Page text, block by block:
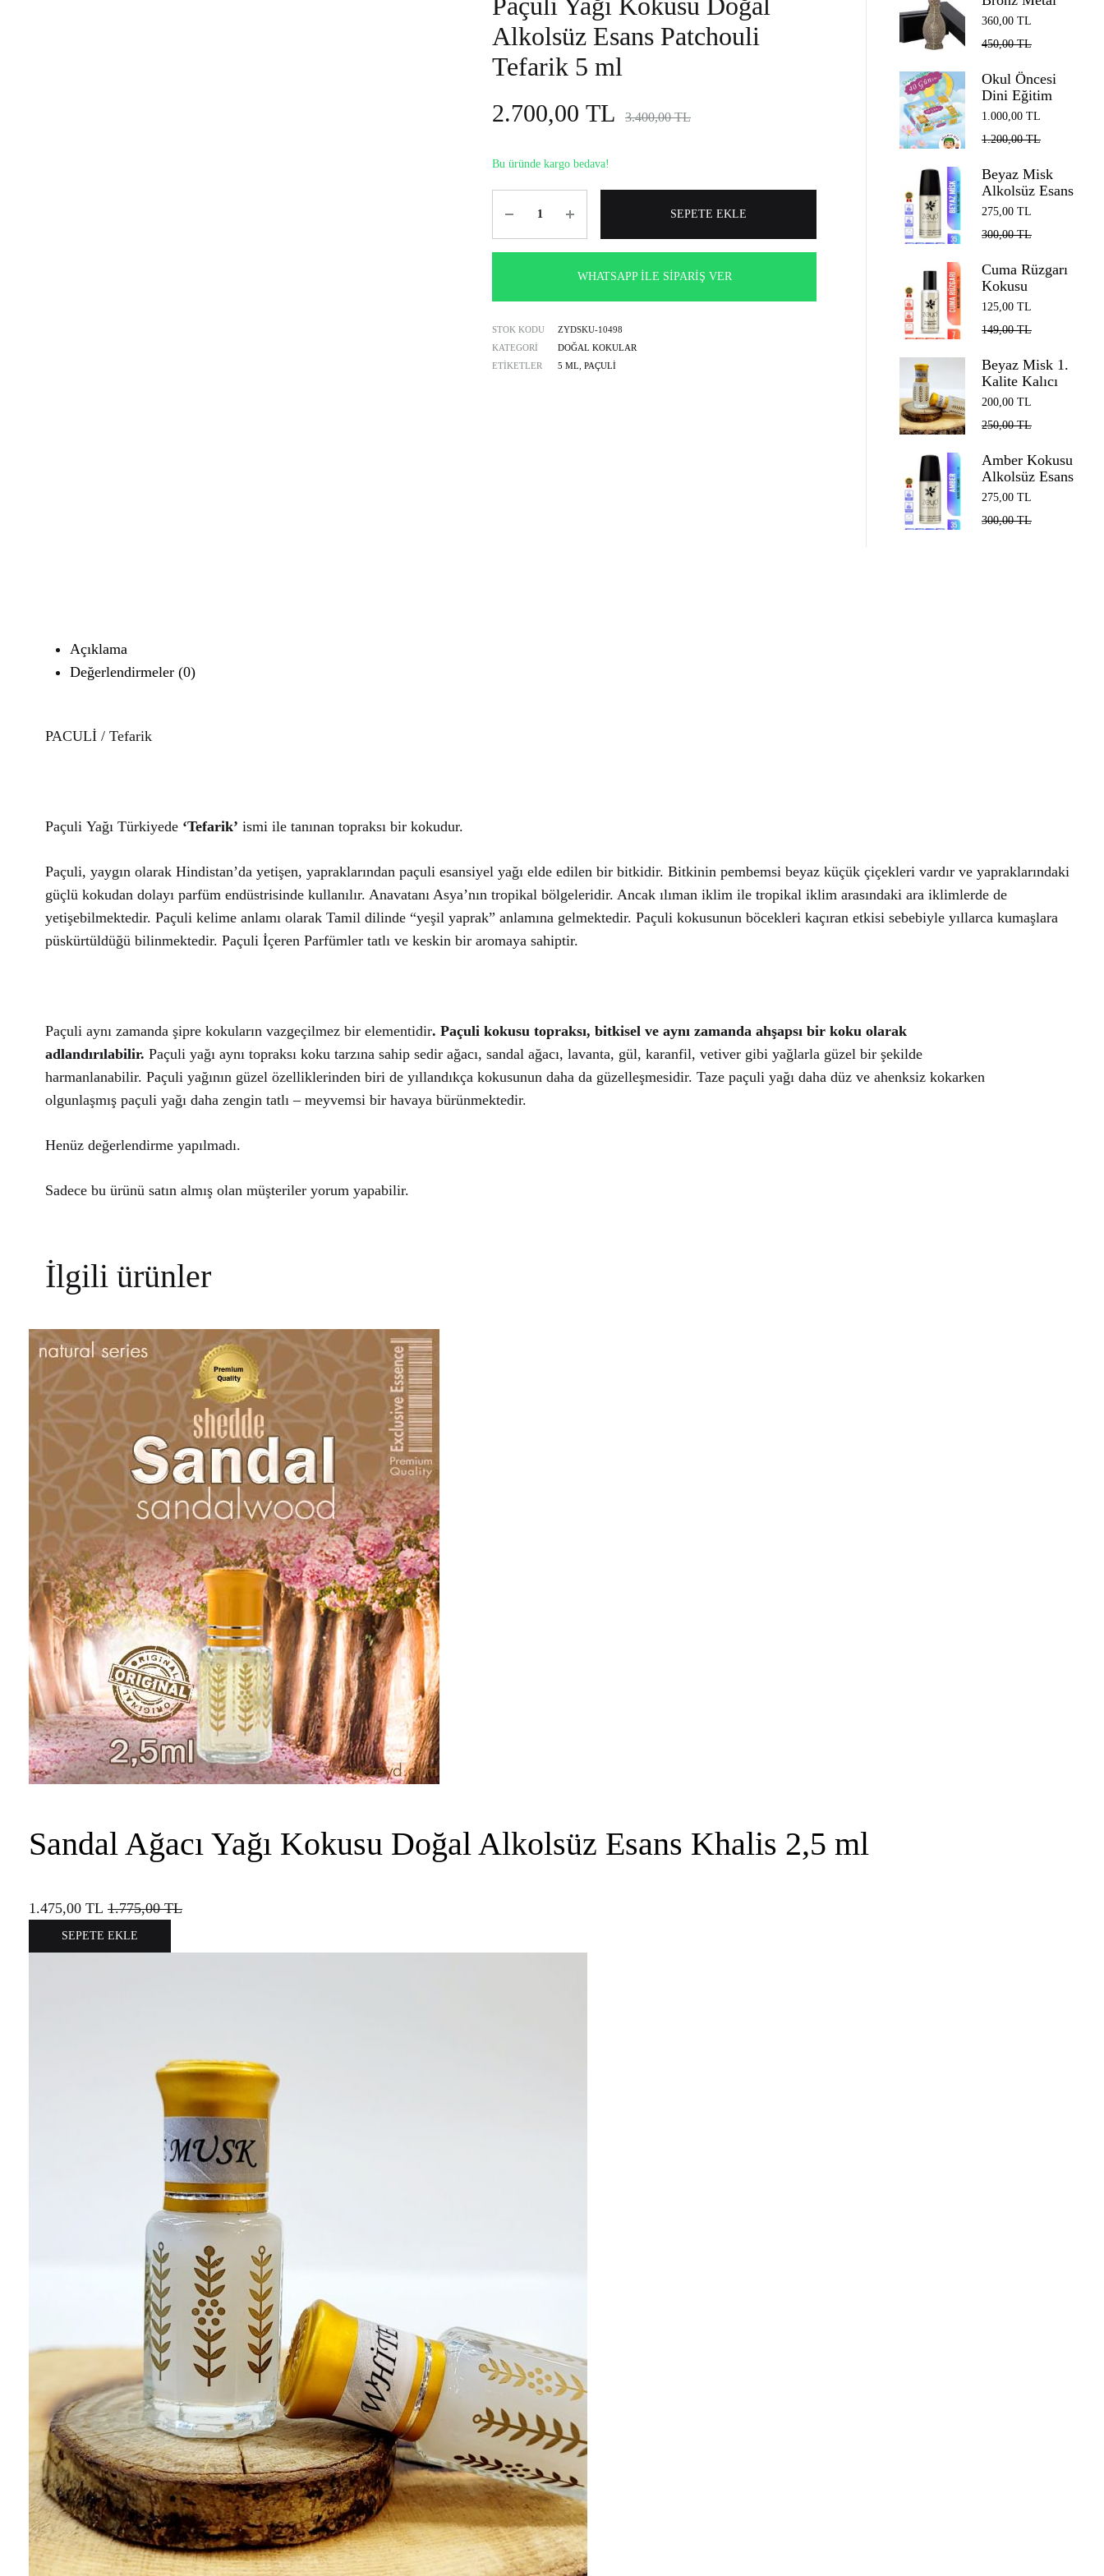
alkolsüz
parfüm
seçenekleri.
Alkolsüz Esans Patchouli
Tefarik 5 ml
2.700,00 TL 3.400,00TL
Bu üründe kargo bedava!
SEPETE EKLE
WHATSAPP İLE SIPARIŞ VER
STOK KODU
ZYDSKU-10498
KATEGORI
DOĞAL KOKULAR
ETIKETLER
5 ML PAÇULI
Döküm Esans
Cam Çubuk ve
360,00TL
450,00TL
Okul Öncesi
Dini Eğitim
Seti: Oğlan
Cennet Yolunda
1.000,00TL
1.200,00TL
Beyaz Misk
Alkolsüz Esans
Roll on EDP
275,00TL
300,00TL
Cuma Rüzgarı
Kokusu
Alkolsüz Esans
Unisex 7 ml
125,00TL
149,00TL
Beyaz Misk 1.
Kalite Kalıcı
Alkolsüz Esans
White Musk 5
200,00TL
250,00TL
Amber Kokusu
Alkolsüz Esans
Roll on EDP
275,00TL
300,00TL
Açıklama
Değerlendirmeler (0)
PACULİ / Tefarik
Paçuli Yağı Türkiyede ‘Tefarik’ ismi ile tanınan topraksı bir kokudur.
Paçuli, yaygın olarak Hindistan’da yetişen, yapraklarından paçuli esansiyel yağı elde edilen bir bitkidir. Bitkinin pembemsi beyaz küçük çiçekleri vardır ve yapraklarındaki
güçlü kokudan dolayı parfüm endüstrisinde kullanılır. Anavatanı Asya’nın tropikal bölgeleridir. Ancak ılıman iklim ile tropikal iklim arasındaki ara iklimlerde de
yetişebilmektedir. Paçuli kelime anlamı olarak Tamil dilinde “yeşil yaprak” anlamına gelmektedir. Paçuli kokusunun böcekleri kaçıran etkisi sebebiyle yıllarca kumaşlara
püskürtüldüğü bilinmektedir. Paçuli İçeren Parfümler tatlı ve keskin bir aromaya sahiptir.
Paçuli aynı zamanda şipre kokuların vazgeçilmez bir elementidir. Paçuli kokusu topraksı, bitkisel ve aynı zamanda ahşapsı bir koku olarak
adlandırılabilir. Paçuli yağı aynı topraksı koku tarzına sahip sedir ağacı, sandal ağacı, lavanta, gül, karanfil, vetiver gibi yağlarla güzel bir şekilde
harmanlanabilir. Paçuli yağının güzel özelliklerinden biri de yıllandıkça kokusunun daha da güzelleşmesidir. Taze paçuli yağı daha düz ve ahenksiz kokarken
olgunlaşmış paçuli yağı daha zengin tatlı – meyvemsi bir havaya bürünmektedir.
Henüz değerlendirme yapılmadı.
Sadece bu ürünü satın almış olan müşteriler yorum yapabilir.
İlgili ürünler
Sandal Ağacı Yağı Kokusu Doğal Alkolsüz Esans Khalis 2,5 ml
1.475,00 TL 1.775,00TL
SEPETE EKLE